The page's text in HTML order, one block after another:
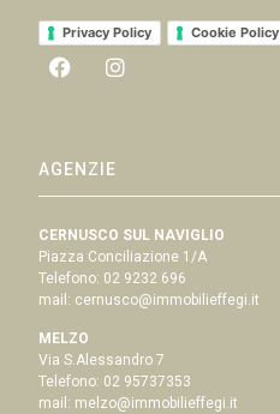
Privacy Policy Cookie Policy
AGENZIE
CERNUSCO SUL NAVIGLIO
Piazza Conciliazione 1/A
Telefono: 02 9232 696
mail: cernusco@immobilieffegi.it
MELZO
Via S.Alessandro 7
Telefono: 02 95737353
mail: melzo@immobilieffegi.it